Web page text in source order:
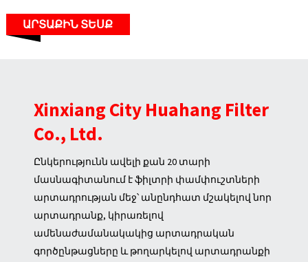
ԱՐՏԱՔԻՆ ՏԵՍՔ
Xinxiang City Huahang Filter
Co., Ltd.
Ընկերությունն ավելի քան 20 տարի
մասնագիտանում է ֆիլտրի փամփուշտների
արտադրության մեջ՝ անընդհատ մշակելով նոր
արտադրանք, կիրառելով
ամենաժամանակակից արտադրական
գործընթացները և թողարկելով արտադրանքի